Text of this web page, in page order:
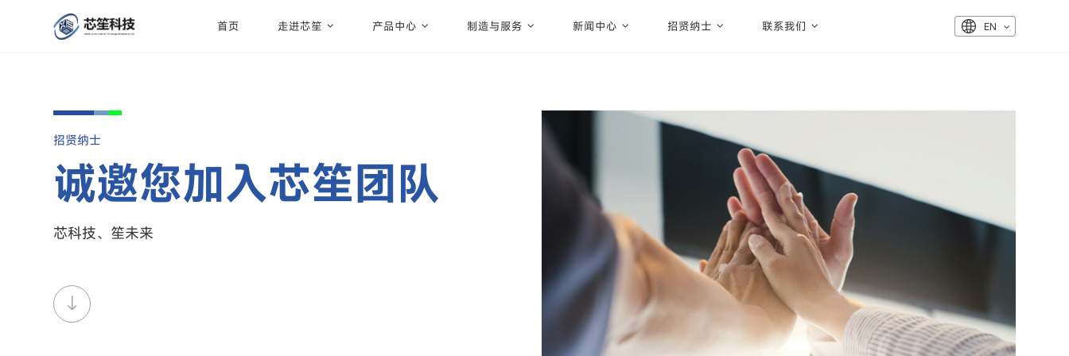
首页 走进芯笙 产品中心 制造与服务 新闻中心 招贤纳士 联系我们 EN
招贤纳士
诚邀您加入芯笙团队
芯科技、笙未来